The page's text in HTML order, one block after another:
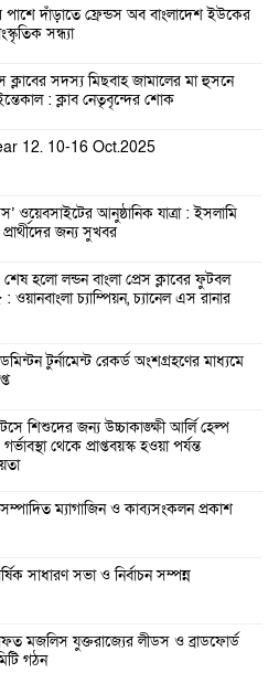
পাশে দাঁড়াতে ফ্রেন্ডস অব বাংলাদেশ ইউকের
সন্ধ্যা
ক্লাবের সদস্য মিছবাহ জামালের মা হুসনে
: ক্লাব নেতৃবৃন্দের শোক
12. 10-16 Oct.2025
ওয়েবসাইটের আনুষ্ঠানিক যাত্রা : ইসলামি
জন্য সুখবর
হলো লন্ডন বাংলা প্রেস ক্লাবের ফুটবল
ওয়ানবাংলা চ্যাম্পিয়ন, চ্যানেল এস রানার
টুর্নামেন্ট রেকর্ড অংশগ্রহণের মাধ্যমে
শিশুদের জন্য উচ্চাকাঙ্ক্ষী আর্লি হেল্প
থেকে প্রাপ্তবয়স্ক হওয়া পর্যন্ত
ম্যাগাজিন ও কাব্যসংকলন প্রকাশ
সাধারণ সভা ও নির্বাচন সম্পন্ন
মজলিস যুক্তরাজ্যের লীডস ও ব্রাডফোর্ড
গঠন